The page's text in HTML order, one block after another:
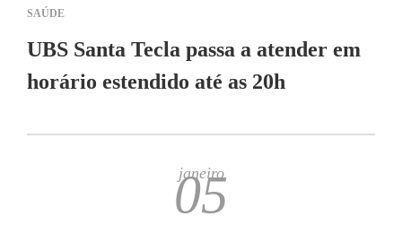
SAÚDE
UBS Santa Tecla passa a atender em
horário estendido até as 20h
janeiro
05